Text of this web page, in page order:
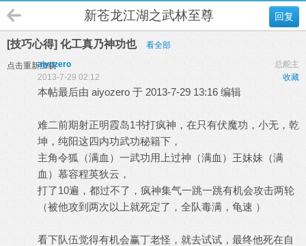
回复
新苍龙江湖之武林至尊
[技巧心得] 化工真乃神功也 看全部
点击重新加载 总舵主
aiyozero
收藏
2013-7-29 02:12
本帖最后由 aiyozero 于 2013-7-29 13:16 编辑
难二前期射正明霞岛1书打疯神，在只有伏魔功，小无，乾
坤，纯阳这四内功武功秘籍下，
主角令狐（满血）一武功用上过神（满血）王妹妹（满
血）慕容程英狄云，
打了10遍，都过不了，疯神集气一跳一跳有机会攻击两轮
（被他攻到两次以上就死定了，全队毒满，龟速 ）
看下队伍觉得有机会赢丁老怪，就去试试，最终他死在自